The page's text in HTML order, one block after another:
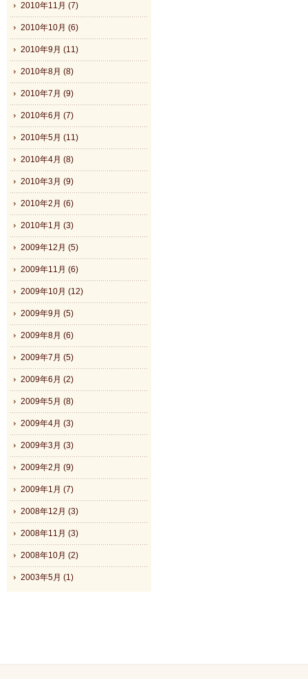
2010年11月 (7)
2010年10月 (6)
2010年9月 (11)
2010年8月 (8)
2010年7月 (9)
2010年6月 (7)
2010年5月 (11)
2010年4月 (8)
2010年3月 (9)
2010年2月 (6)
2010年1月 (3)
2009年12月 (5)
2009年11月 (6)
2009年10月 (12)
2009年9月 (5)
2009年8月 (6)
2009年7月 (5)
2009年6月 (2)
2009年5月 (8)
2009年4月 (3)
2009年3月 (3)
2009年2月 (9)
2009年1月 (7)
2008年12月 (3)
2008年11月 (3)
2008年10月 (2)
2003年5月 (1)